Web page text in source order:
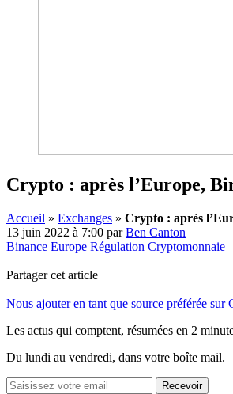
Crypto : après l’Europe,
Accueil » Exchanges » Crypto : après
13 juin 2022 à 7:00 parBen Canton
Binance Europe Régulation Cryptomonnaie
Partager cet article
Nous ajouter en tant que source préférée sur
Les actus qui comptent, résumées en 2
Du lundi au vendredi, dans votre boîte mail.
Recevoir